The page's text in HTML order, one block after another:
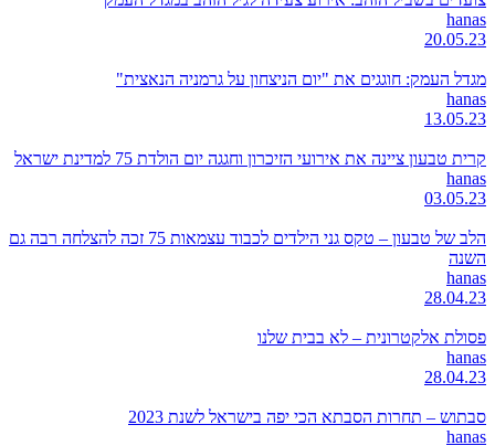
hanas
20.05.23
מגדל העמק: חוגגים את "יום הניצחון על גרמניה הנאצית"
hanas
13.05.23
קרית טבעון ציינה את אירועי הזיכרון וחגגה יום הולדת 75 למדינת ישראל
hanas
03.05.23
הלב של טבעון – טקס גני הילדים לכבוד עצמאות 75 זכה להצלחה רבה גם
השנה
hanas
28.04.23
פסולת אלקטרונית – לא בבית שלנו
hanas
28.04.23
סבתוש – תחרות הסבתא הכי יפה בישראל לשנת 2023
hanas